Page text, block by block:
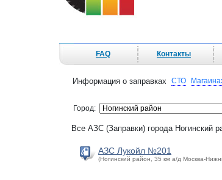
FAQ Контакты
Информация о заправках СТО
Город:
Все АЗС (Заправки) города Ногинский
АЗС Лукойл №201
(Ногинский район, 35 км а/д Москва-